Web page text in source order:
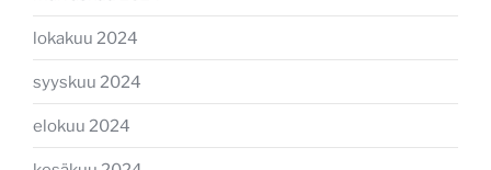
lokakuu 2024
syyskuu 2024
elokuu 2024